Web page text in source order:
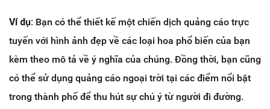
Ví dụ: Bạn có thể thiết kế một chiến dịch quảng cáo trực
tuyến với hình ảnh đẹp về các loại hoa phổ biến của bạn
kèm theo mô tả về ý nghĩa của chúng. Đồng thời, bạn cũng
có thể sử dụng quảng cáo ngoại trời tại các điểm nổi bật
trong thành phố để thu hút sự chú ý từ người đi đường.